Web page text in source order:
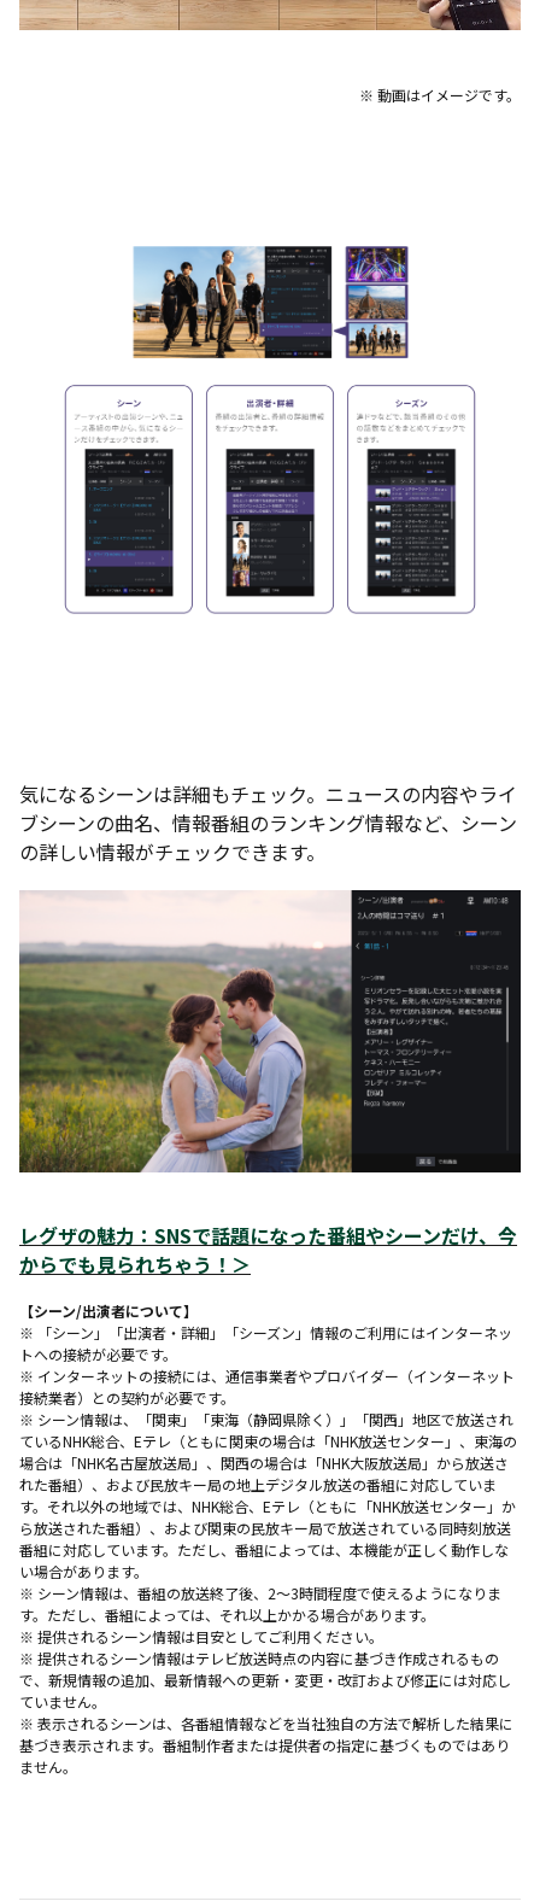
※ 動画はイメージです。
気になるシーンは詳細もチェック。ニュースの内容やライ
ブシーンの曲名、情報番組のランキング情報など、シーン
の詳しい情報がチェックできます。
レグザの魅力：SNSで話題になった番組やシーンだけ、今
からでも見られちゃう！ ＞
【シーン/出演者について】
※ 「シーン」「出演者・詳細」「シーズン」情報のご利用にはインターネッ
トへの接続が必要です。
※ インターネットの接続には、通信事業者やプロバイダー（インターネット
接続業者）との契約が必要です。
※ シーン情報は、「関東」「東海（静岡県除く）」「関西」地区で放送され
ているNHK総合、Eテレ（ともに関東の場合は「NHK放送センター」、東海の
場合は「NHK名古屋放送局」、関西の場合は「NHK大阪放送局」から放送さ
れた番組）、および民放キー局の地上デジタル放送の番組に対応していま
す。それ以外の地域では、NHK総合、Eテレ（ともに「NHK放送センター」か
ら放送された番組）、および関東の民放キー局で放送されている同時刻放送
番組に対応しています。ただし、番組によっては、本機能が正しく動作しな
い場合があります。
※ シーン情報は、番組の放送終了後、2〜3時間程度で使えるようになりま
す。ただし、番組によっては、それ以上かかる場合があります。
※ 提供されるシーン情報は目安としてご利用ください。
※ 提供されるシーン情報はテレビ放送時点の内容に基づき作成されるもの
で、新規情報の追加、最新情報への更新・変更・改訂および修正には対応し
ていません。
※ 表示されるシーンは、各番組情報などを当社独自の方法で解析した結果に
基づき表示されます。番組制作者または提供者の指定に基づくものではあり
ません。